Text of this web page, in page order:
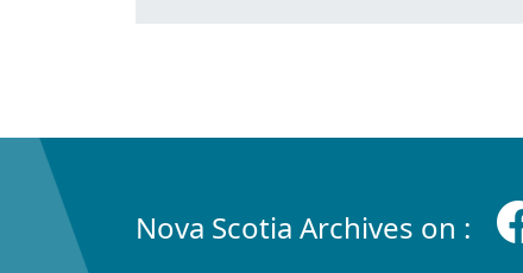
Nova Scotia Archives on :